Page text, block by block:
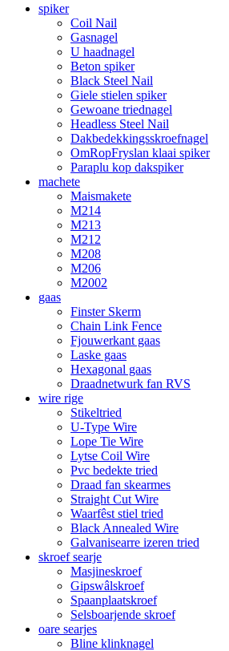
spiker
Coil Nail
Gasnagel
U haadnagel
Beton spiker
Black Steel Nail
Giele stielen spiker
Gewoane triednagel
Headless Steel Nail
Dakbedekkingsskroefnagel
OmRopFryslan klaai spiker
Paraplu kop dakspiker
machete
Maismakete
M214
M213
M212
M208
M206
M2002
gaas
Finster Skerm
Chain Link Fence
Fjouwerkant gaas
Laske gaas
Hexagonal gaas
Draadnetwurk fan RVS
wire rige
Stikeltried
U-Type Wire
Lope Tie Wire
Lytse Coil Wire
Pvc bedekte tried
Draad fan skearmes
Straight Cut Wire
Waarfêst stiel tried
Black Annealed Wire
Galvanisearre izeren tried
skroef searje
Masjineskroef
Gipswâlskroef
Spaanplaatskroef
Selsboarjende skroef
oare searjes
Bline klinknagel